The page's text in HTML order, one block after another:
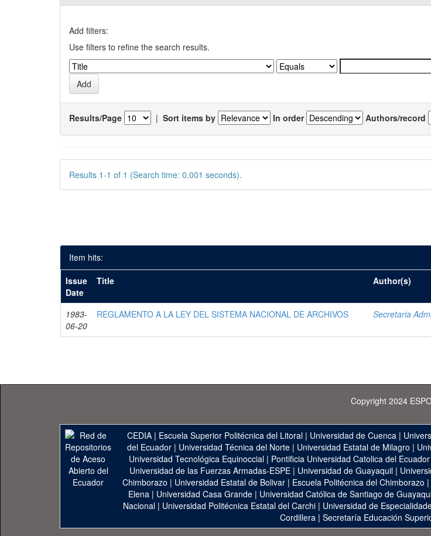
Add filters:
Use filters to refine the search results.
Results/Page | Sort items by In order Authors/record
Results 1-1 of 1 (Search time: 0.001 seconds).
Item hits:
Issue
Date
Title Author(s)
1983-
06-20
REGLAMENTO A LA LEY DEL SISTEMA NACIONAL DE ARCHIVOS Secretaria
Copyright 2024
CEDIA | Escuela Superior Politécnica del Litoral | Universidad de Cuenca |
del Ecuador| Universidad Técnica del Norte| Universidad Estatal de Milagro |
Universidad Tecnológica Equinoccial| Pontificia Universidad Catolica del Ecuador
Universidad de las Fuerzas Armadas-ESPE | Universidad de Guayaquil |
Chimborazo | Universidad Estatal de Bolivar| Escuela Politécnica del Chimborazo |
Elena | Universidad Casa Grande | Universidad Católica de Santiago de
Nacional | Universidad Politécnica Estatal del Carchi | Universidad de
Cordillera| Secretaría Educación